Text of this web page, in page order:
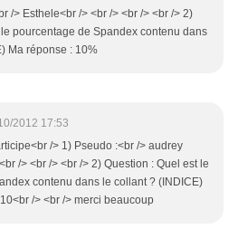
/> Esthele<br /> <br /> <br /> <br /> 2)
pourcentage de Spandex contenu dans
Ma réponse : 10%
2012 17:53
/> 1) Pseudo :<br /> audrey
/> <br /> <br /> 2) Question : Quel est le
contenu dans le collant ? (INDICE)
/> <br /> merci beaucoup